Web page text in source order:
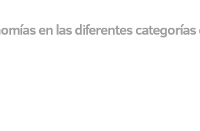
en las diferentes categorías